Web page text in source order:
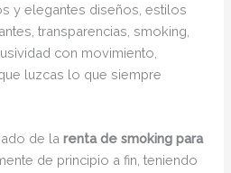
y elegantes diseños, estilos
transparencias, smoking,
con movimiento,
luzcas lo que siempre
de larenta de smoking para
de principio a fin, teniendo